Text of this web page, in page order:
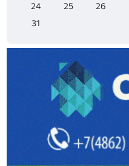
24
25 26
31